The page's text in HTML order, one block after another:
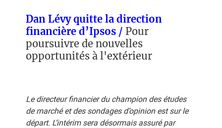
Dan Lévy quitte la direction
financière d’Ipsos / Pour
poursuivre de nouvelles
opportunités à l'extérieur
Le directeur financier du champion des études
de marché et des sondages d’opinion est sur le
départ. L’intérim sera désormais assuré par